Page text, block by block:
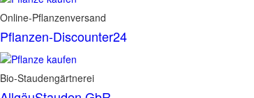
Online-Pflanzenversand
Pflanzen-Discounter24
Bio-Staudengärtnerei